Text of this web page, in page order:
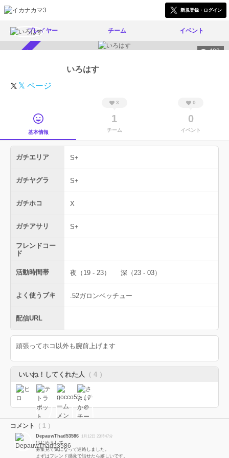
新規登録・ログイン
プレイヤー チーム イベント
499
いろはす
𝕏 ページ
基本情報
3
1
チーム
0
0
イベント
ガチエリア S+
ガチヤグラ S+
ガチホコ X
ガチアサリ S+
フレンドコー
ド
活動時間帯 夜（19 - 23） 深（23 - 03）
よく使うブキ .52ガロンベッチュー
配信URL
頑張ってホコ以外も腕前上げます
いいね！してくれた人 （ 4 ）
コメント （ 1 ）
DepauwThad53586 1月12日 23時47分
はじめまして。
募集見て気になって連絡しました。
まずはフレンド感覚で話せたら嬉しいです。